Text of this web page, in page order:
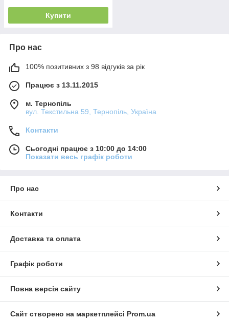
Купити
Про нас
100% позитивних з 98 відгуків за рік
Працює з 13.11.2015
м. Тернопіль
вул. Текстильна 59, Тернопіль, Україна
Контакти
Сьогодні працює з 10:00 до 14:00
Показати весь графік роботи
Про нас
Контакти
Доставка та оплата
Графік роботи
Повна версія сайту
Сайт створено на маркетплейсі Prom.ua